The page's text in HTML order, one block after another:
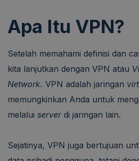
Apa Itu VPN?
Setelah memahami definisi dan
kita lanjutkan dengan VPN atau
Network. VPN adalah jaringan
memungkinkan Anda untuk
melalui server di jaringan lain.
Sejatinya, VPN juga bertujuan